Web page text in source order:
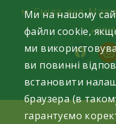
content
м. Сміла, вул.
facebook
Ми на нашому
файли cookie,
ми
ви повинні
встановити
браузера (в
гарантуємо